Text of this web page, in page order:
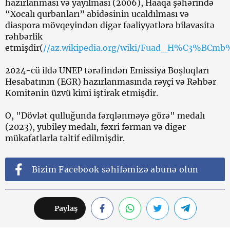
hazırlanması və yayılması (2006), Haaqa şəhərində
“Xocalı qurbanları” abidəsinin ucaldılması və
diaspora mövqeyindən digər fəaliyyətlərə bilavasitə
rəhbərlik
etmişdir(//az.wikipedia.org/wiki/
2024-cü ildə UNEP tərəfindən Emissiya Boşluqları
Hesabatının (EGR) hazırlanmasında rəyçi və Rəhbər
Komitənin üzvü kimi iştirak etmişdir.
O, "Dövlət qulluğunda fərqlənməyə görə" medalı
(2023), yubiley medalı, fəxri fərman və digər
mükafatlarla təltif edilmişdir.
Bizim Facebook səhifəmizə abunə olun
Paylaş